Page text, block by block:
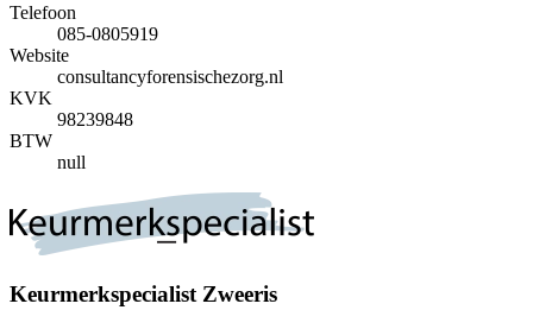
Telefoon
085-0805919
Website
consultancyforensischezorg.nl
KVK
98239848
BTW
null
Keurmerkspecialist Zweeris